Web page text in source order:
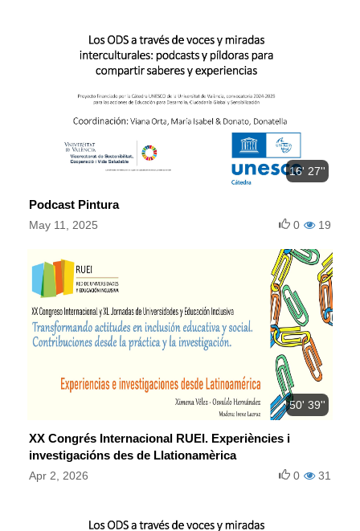
16' 27''
Podcast Pintura
May 11, 2025 19
0
50' 39''
XX Congrés Internacional RUEI. Experiències i
investigacións des de Llationamèrica
Apr 2, 2026 31
0